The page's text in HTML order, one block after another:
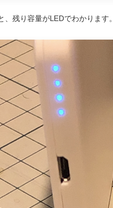
、残り容量がLEDでわかります。